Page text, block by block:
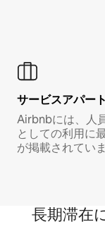
サービスアパー
Airbnbには、人
としての利用に
が掲載されていま
長期滞在